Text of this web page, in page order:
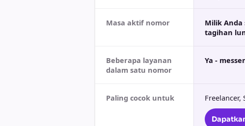
Masa aktif nomor
Milik Anda
tagihan
Beberapa layanan
dalam satu nomor
Ya -
Paling cocok untuk